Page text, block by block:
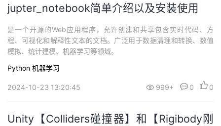
学
堂
我
课
的
我
持
我
的
术
我
云
jupter_notebook简单介绍以及安装使用
是一个开源的Web应用程序，允许创建和共享包含实时代码、方
程、可视化和解释性文本的文档。广泛用于数据清理和转换、数值
模拟、统计建模、机器学习等领域。
Python 机器学习
2024-10-23 13:20:45 999+ 0 0
Unity【Colliders碰撞器】和【Rigibody刚